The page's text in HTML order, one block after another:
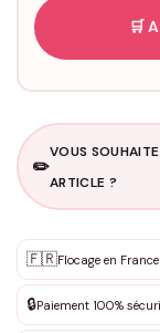
🛒
✏️
VOUS
ARTICLE ?
✨
DEVIS
Que souhaitez-
🇫🇷Flocage en France
🔒Paiement 100%